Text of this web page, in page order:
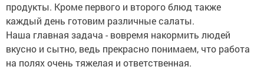
продукты. Кроме первого и второго блюд также
каждый день готовим различные салаты.
Наша главная задача - вовремя накормить людей
вкусно и сытно, ведь прекрасно понимаем, что работа
на полях очень тяжелая и ответственная.